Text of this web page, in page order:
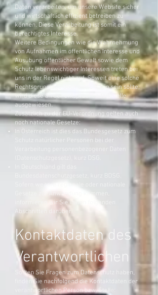
Daten verarbeiten, um unsere Website sicher
und wirtschaftlich effizient betreiben zu
können. Diese Verarbeitung ist somit ein
berechtigtes Interesse.
Weitere Bedingungen wie die Wahrnehmung
von Aufnahmen im öffentlichen Interesse und
Ausübung öffentlicher Gewalt sowie dem
Schutz lebenswichtiger Interessen treten bei
uns in der Regel nicht auf. Soweit eine solche
Rechtsgrundlage doch einschlägig sein sollte,
wird diese an der entsprechenden Stelle
ausgewiesen.
Zusätzlich zu der EU-Verordnung gelten auch
noch nationale Gesetze:
In Österreich ist dies das Bundesgesetz zum
Schutz natürlicher Personen bei der
Sofern weitere regionale oder nationale
Gesetze zur Anwendung kommen,
informieren wir Sie in den folgenden
Abschnitten darüber.
Kontaktdaten des
Verantwortlichen
Sollten Sie Fragen zum Datenschutz haben,
finden Sie nachfolgend die Kontaktdaten der
verantwortlichen Person bzw. Stelle: